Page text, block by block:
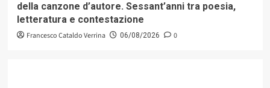
della canzone d’autore. Sessant’anni tra poesia,
letteratura e contestazione
Francesco Cataldo Verrina 06/08/2026 0